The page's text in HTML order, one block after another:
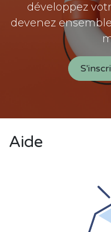
développez
devenez
Aide